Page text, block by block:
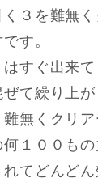
３を難無
す。
すぐ出来て
て繰り上
無くクリア
１００もの
てどんどん